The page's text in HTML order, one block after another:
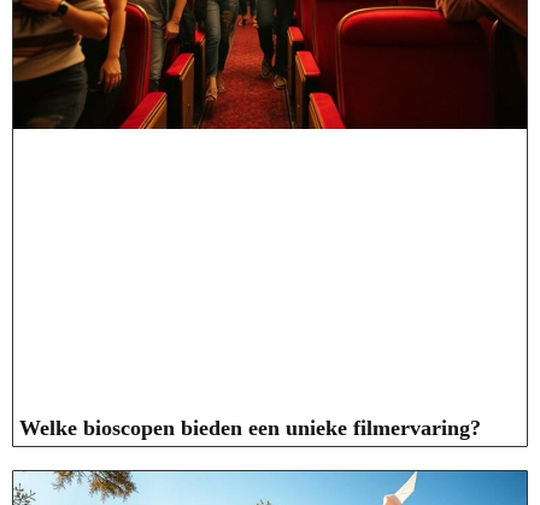
Welke bioscopen bieden een unieke filmervaring?